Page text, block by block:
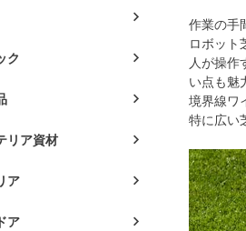
ク
リア資材
ア
ア
作業の手
ロボット
人が操作
い点も魅
境界線ワ
特に広い